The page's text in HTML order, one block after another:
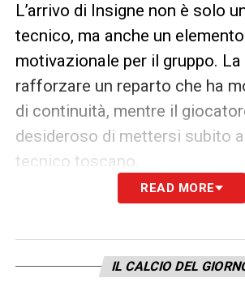
L’arrivo di Insigne non è solo
tecnico, ma anche un elemento
motivazionale per il gruppo.
rafforzare un reparto che ha
di continuità, mentre il
desideroso di mettersi subito
tecnico toscano.
Una pedina chiave per il
Lotito mantiene cautela in
libera, ma la volontà della
READ MORE
IL CALCIO DEL